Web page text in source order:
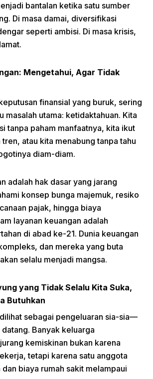
bantalan ketika satu sumber
Di masa damai, diversifikasi
seperti ambisi. Di masa krisis,
Mengetahui, Agar Tidak
finansial yang buruk, sering
masalah utama: ketidaktahuan. Kita
tanpa paham manfaatnya, kita ikut
atau kita menabung tanpa tahu
diam-diam.
adalah hak dasar yang jarang
konsep bunga majemuk, resiko
pajak, hingga biaya
layanan keuangan adalah
di abad ke-21. Dunia keuangan
dan mereka yang buta
selalu menjadi mangsa.
yang Tidak Selalu Kita Suka,
Butuhkan
sebagai pengeluaran sia-sia—
Banyak keluarga
kemiskinan bukan karena
tetapi karena satu anggota
dan biaya rumah sakit melampaui